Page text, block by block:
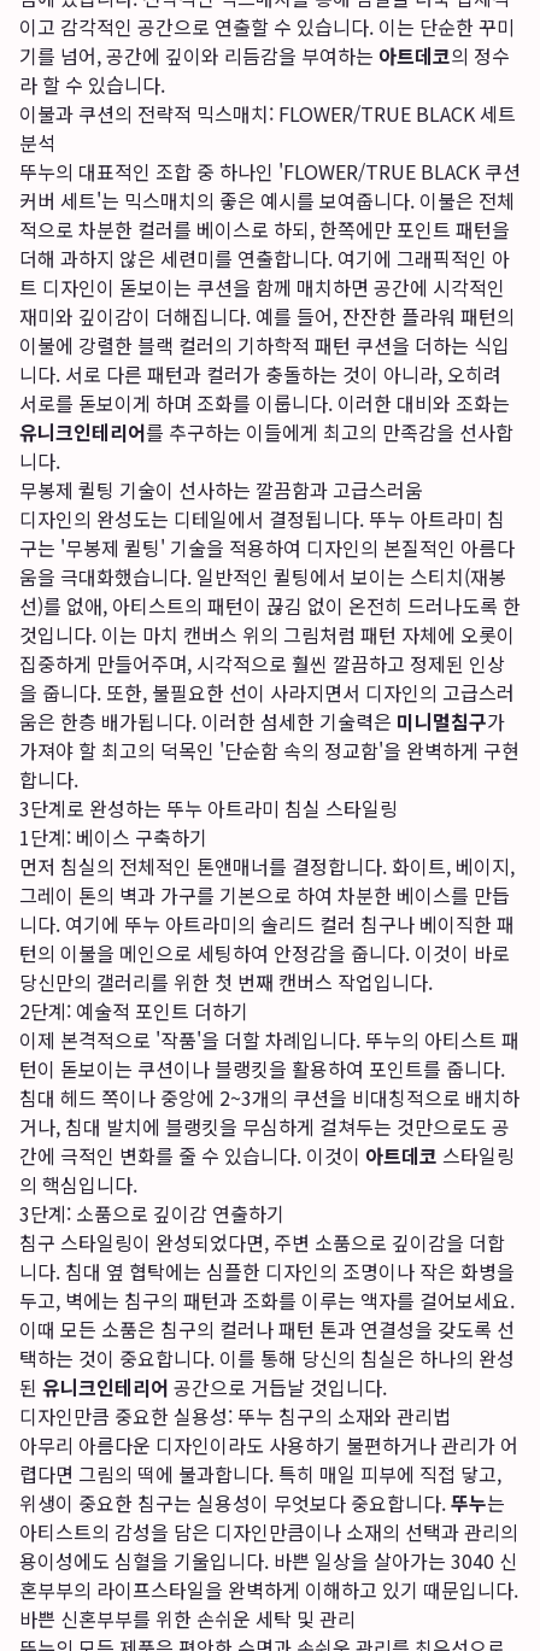
이고 감각적인 공간으로 연출할 수 있습니다. 이는 단순한 꾸미
기를 넘어, 공간에 깊이와 리듬감을 부여하는 아트데코의 정수
라 할 수 있습니다.
이불과 쿠션의 전략적 믹스매치: FLOWER/TRUE BLACK 세트
분석
뚜누의 대표적인 조합 중 하나인 'FLOWER/TRUE BLACK 쿠션
커버 세트'는 믹스매치의 좋은 예시를 보여줍니다. 이불은 전체
적으로 차분한 컬러를 베이스로 하되, 한쪽에만 포인트 패턴을
더해 과하지 않은 세련미를 연출합니다. 여기에 그래픽적인 아
트 디자인이 돋보이는 쿠션을 함께 매치하면 공간에 시각적인
재미와 깊이감이 더해집니다. 예를 들어, 잔잔한 플라워 패턴의
이불에 강렬한 블랙 컬러의 기하학적 패턴 쿠션을 더하는 식입
니다. 서로 다른 패턴과 컬러가 충돌하는 것이 아니라, 오히려
서로를 돋보이게 하며 조화를 이룹니다. 이러한 대비와 조화는
유니크인테리어를 추구하는 이들에게 최고의 만족감을 선사합
니다.
무봉제 퀼팅 기술이 선사하는 깔끔함과 고급스러움
디자인의 완성도는 디테일에서 결정됩니다. 뚜누 아트라미 침
구는 '무봉제 퀼팅' 기술을 적용하여 디자인의 본질적인 아름다
움을 극대화했습니다. 일반적인 퀼팅에서 보이는 스티치(재봉
선)를 없애, 아티스트의 패턴이 끊김 없이 온전히 드러나도록 한
것입니다. 이는 마치 캔버스 위의 그림처럼 패턴 자체에 오롯이
집중하게 만들어주며, 시각적으로 훨씬 깔끔하고 정제된 인상
을 줍니다. 또한, 불필요한 선이 사라지면서 디자인의 고급스러
움은 한층 배가됩니다. 이러한 섬세한 기술력은 미니멀침구가
가져야 할 최고의 덕목인 '단순함 속의 정교함'을 완벽하게 구현
합니다.
3단계로 완성하는 뚜누 아트라미 침실 스타일링
1단계: 베이스 구축하기
먼저 침실의 전체적인 톤앤매너를 결정합니다. 화이트, 베이지,
그레이 톤의 벽과 가구를 기본으로 하여 차분한 베이스를 만듭
니다. 여기에 뚜누 아트라미의 솔리드 컬러 침구나 베이직한 패
턴의 이불을 메인으로 세팅하여 안정감을 줍니다. 이것이 바로
당신만의 갤러리를 위한 첫 번째 캔버스 작업입니다.
2단계: 예술적 포인트 더하기
이제 본격적으로 '작품'을 더할 차례입니다. 뚜누의 아티스트 패
턴이 돋보이는 쿠션이나 블랭킷을 활용하여 포인트를 줍니다.
침대 헤드 쪽이나 중앙에 2~3개의 쿠션을 비대칭적으로 배치하
거나, 침대 발치에 블랭킷을 무심하게 걸쳐두는 것만으로도 공
간에 극적인 변화를 줄 수 있습니다. 이것이 아트데코 스타일링
의 핵심입니다.
3단계: 소품으로 깊이감 연출하기
침구 스타일링이 완성되었다면, 주변 소품으로 깊이감을 더합
니다. 침대 옆 협탁에는 심플한 디자인의 조명이나 작은 화병을
두고, 벽에는 침구의 패턴과 조화를 이루는 액자를 걸어보세요.
이때 모든 소품은 침구의 컬러나 패턴 톤과 연결성을 갖도록 선
택하는 것이 중요합니다. 이를 통해 당신의 침실은 하나의 완성
된 유니크인테리어 공간으로 거듭날 것입니다.
디자인만큼 중요한 실용성: 뚜누 침구의 소재와 관리법
아무리 아름다운 디자인이라도 사용하기 불편하거나 관리가 어
렵다면 그림의 떡에 불과합니다. 특히 매일 피부에 직접 닿고,
위생이 중요한 침구는 실용성이 무엇보다 중요합니다.뚜누는
아티스트의 감성을 담은 디자인만큼이나 소재의 선택과 관리의
용이성에도 심혈을 기울입니다. 바쁜 일상을 살아가는 3040 신
혼부부의 라이프스타일을 완벽하게 이해하고 있기 때문입니다.
바쁜 신혼부부를 위한 손쉬운 세탁 및 관리